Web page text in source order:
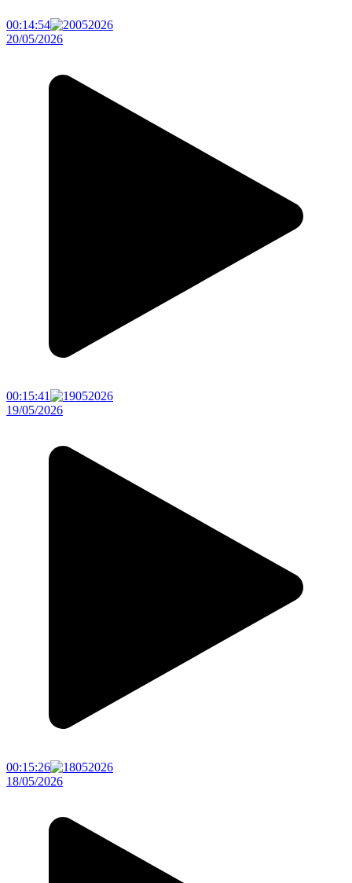
00:14:54
20/05/2026
00:15:41
19/05/2026
00:15:26
18/05/2026